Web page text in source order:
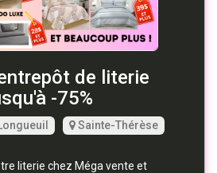
de literie
-75%
Sainte-Thérèse
literie chez Méga vente et